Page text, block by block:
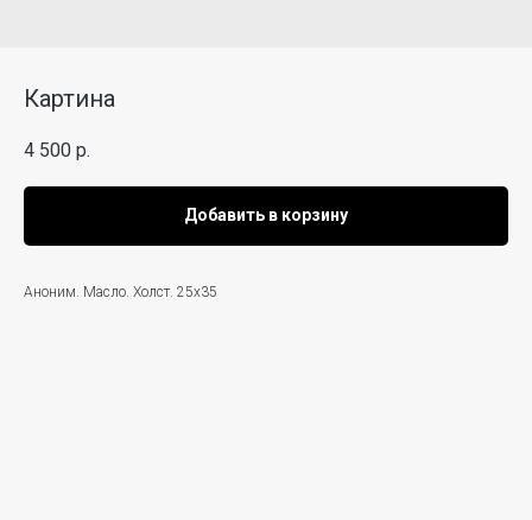
Картина
4 500 р.
Добавить в корзину
Аноним. Масло. Холст. 25х35